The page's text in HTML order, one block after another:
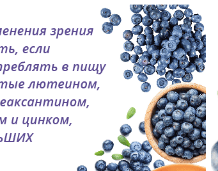
Антоцианы
Зеаксантин
Лютеин и зеаксантин,
южноамериканских
Скандинавии. Это
максимальное
Противопоказания:
Противопоказания:
беременность,
проконсультироваться с